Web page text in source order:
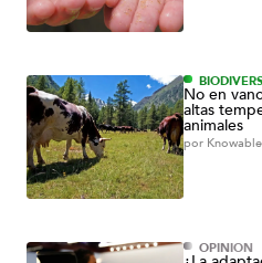
No en
altas
animales
por
OPINIÓN